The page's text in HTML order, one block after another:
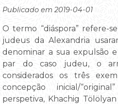
Publicado em 2019-04-01
O termo “diáspora” refere-
judeus da Alexandria
denominar a sua expulsão
par do caso judeu, o
considerados os três
concepção inicial/
perspetiva, Khachig